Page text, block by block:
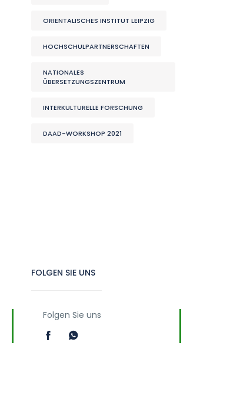
ORIENTALISCHES INSTITUT LEIPZIG
HOCHSCHULPARTNERSCHAFTEN
NATIONALES
ÜBERSETZUNGSZENTRUM
INTERKULTURELLE FORSCHUNG
DAAD-WORKSHOP 2021
FOLGEN SIE UNS
Folgen Sie uns